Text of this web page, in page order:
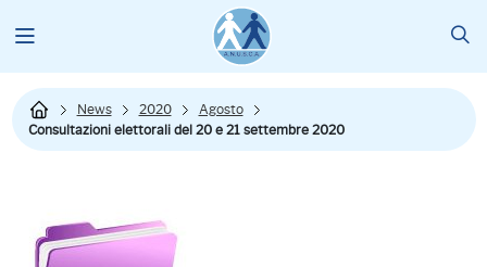
News 2020
Agosto
Consultazioni elettorali del 20 e 21 settembre 2020